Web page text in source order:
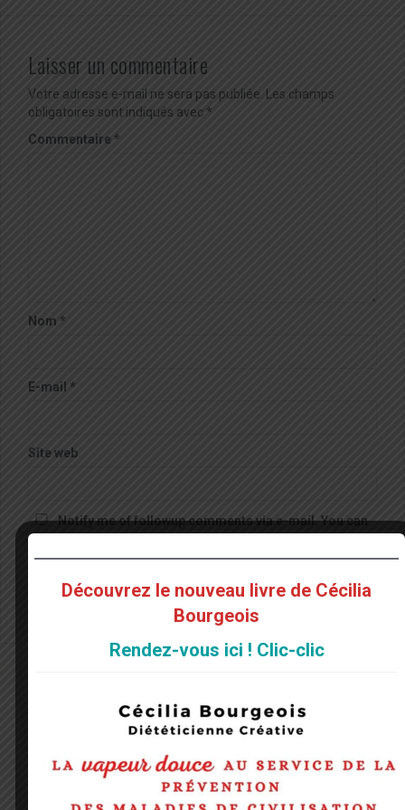
Laisser un commentaire
Votre adresse e-mail ne sera pas publiée. Les champs
obligatoires sont indiqués avec*
Commentaire*
Nom *
E-mail *
Site web
Notify me of followup comments via e-mail. You can
alsosubscribewithout commenting.
Découvrez le nouveau livre de Cécilia
Bourgeois
Rendez-vous ici ! Clic-clic